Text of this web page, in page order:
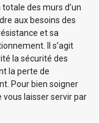
des murs d’un
aux besoins des
et sa
Il s’agit
la sécurité des
la perte de
Pour bien soigner
laisser servir par